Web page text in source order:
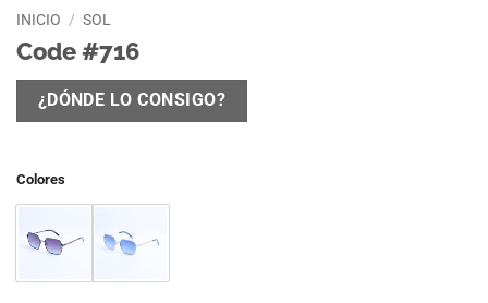
INICIO / SOL
Code #716
¿DÓNDE LO CONSIGO?
Colores